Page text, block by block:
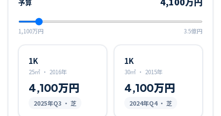
予算
1,100万円 3.5億円
1K
25㎡ ・ 2016年
4,100万円
2025年Q3 ・ 芝
1K
30㎡ ・ 2015年
4,100万円
2024年Q4・ 芝